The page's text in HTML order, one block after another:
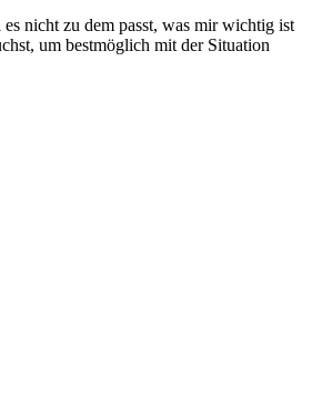
nicht zu dem passt, was mir wichtig ist
um bestmöglich mit der Situation